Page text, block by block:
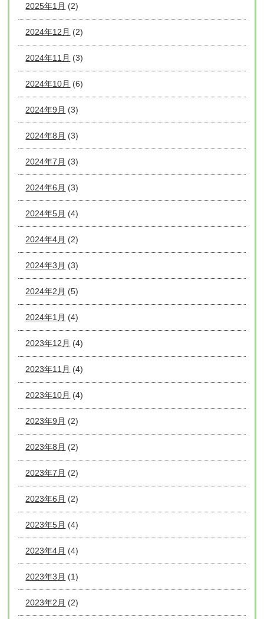
2025年1月 (2)
2024年12月 (2)
2024年11月 (3)
2024年10月 (6)
2024年9月 (3)
2024年8月 (3)
2024年7月 (3)
2024年6月 (3)
2024年5月 (4)
2024年4月 (2)
2024年3月 (3)
2024年2月 (5)
2024年1月 (4)
2023年12月 (4)
2023年11月 (4)
2023年10月 (4)
2023年9月 (2)
2023年8月 (2)
2023年7月 (2)
2023年6月 (2)
2023年5月 (4)
2023年4月 (4)
2023年3月 (1)
2023年2月 (2)